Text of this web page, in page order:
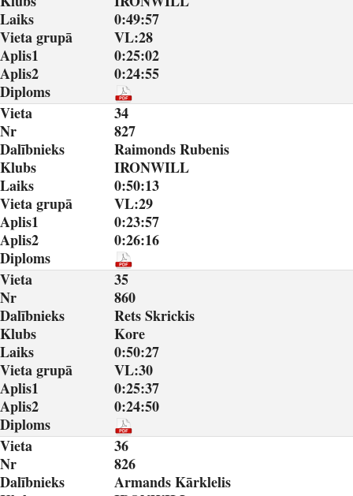
Laiks
0:49:57
Vieta grupā
VL:28
Aplis1
0:25:02
Aplis2
0:24:55
Diploms
Vieta
34
Nr
827
Dalībnieks
Raimonds Rubenis
Klubs
IRONWILL
Laiks
0:50:13
Vieta grupā
VL:29
Aplis1
0:23:57
Aplis2
0:26:16
Diploms
Vieta
35
Nr
860
Dalībnieks
Rets Skrickis
Klubs
Kore
Laiks
0:50:27
Vieta grupā
VL:30
Aplis1
0:25:37
Aplis2
0:24:50
Diploms
Vieta
36
Nr
826
Dalībnieks
Armands Kārklelis